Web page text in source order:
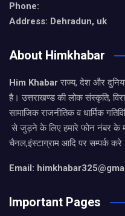
Phone:
Address: Dehradun, uk
About Himkhabar
Him Khabarराज्य, देश और
है। उत्तराखण्ड की लोक संस्कृति,
सामाजिक राजनीतिक व धार्मिक
से जुड़ने के लिए हमारे फोन नंबर के
चैनल,इंस्टाग्राम आदि पर सम्पर्क
Email:
Important Pages